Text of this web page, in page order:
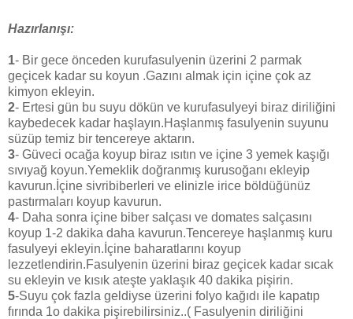
Hazırlanışı:
1- Bir gece önceden kurufasulyenin üzerini 2 parmak
geçicek kadar su koyun .Gazını almak için içine çok az
kimyon ekleyin.
2- Ertesi gün bu suyu dökün ve kurufasulyeyi biraz diriliğini
kaybedecek kadar haşlayın.Haşlanmış fasulyenin suyunu
süzüp temiz bir tencereye aktarın.
3- Güveci ocağa koyup biraz ısıtın ve içine 3 yemek kaşığı
sıvıyağ koyun.Yemeklik doğranmış kurusoğanı ekleyip
kavurun.İçine sivribiberleri ve elinizle irice böldüğünüz
pastırmaları koyup kavurun.
4- Daha sonra içine biber salçası ve domates salçasını
koyup 1-2 dakika daha kavurun.Tencereye haşlanmış kuru
fasulyeyi ekleyin.İçine baharatlarını koyup
lezzetlendirin.Fasulyenin üzerini biraz geçicek kadar sıcak
su ekleyin ve kısık ateşte yaklaşık 40 dakika pişirin.
5-Suyu çok fazla geldiyse üzerini folyo kağıdı ile kapatıp
fırında 1o dakika pişirebilirsiniz..( Fasulyenin diriliğini